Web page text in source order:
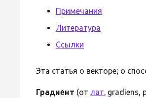
Примечания
Литература
Ссылки
Эта статья о векторе; о
Градие́нт (от лат. gradiens,